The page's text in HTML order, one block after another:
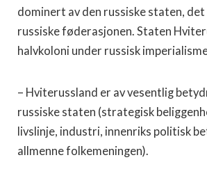
dominert av den russiske staten, det
russiske føderasjonen. Staten
halvkoloni under russisk
– Hviterussland er av vesentlig
russiske staten (strategisk
livslinje, industri, innenriks politisk
allmenne folkemeningen).